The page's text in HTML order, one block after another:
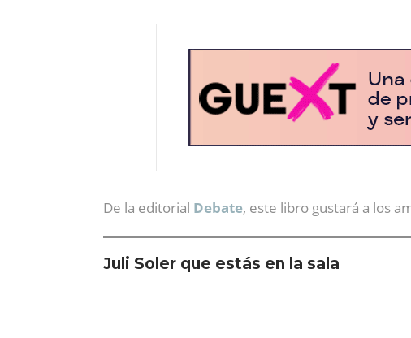
De la editorial Debate, este libro gustará a los
Juli Soler que estás en la sala